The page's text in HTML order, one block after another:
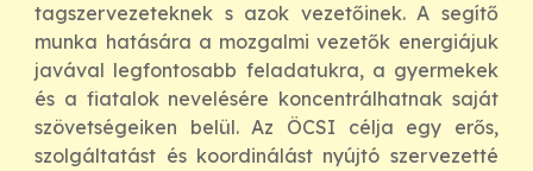
tagszervezeteknek s azok vezetőinek. A segítő
munka hatására a mozgalmi vezetők energiájuk
javával legfontosabb feladatukra, a gyermekek
és a fiatalok nevelésére koncentrálhatnak saját
szövetségeiken belül. Az ÖCSI célja egy erős,
szolgáltatást és koordinálást nyújtó szervezetté